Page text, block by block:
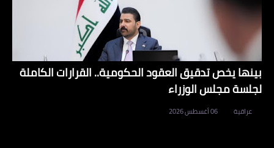
بينها يخص تدقيق العقود الحكومية.. القرارات الكاملة
لجلسة مجلس الوزراء
عراقية 06 أغسطس 2026